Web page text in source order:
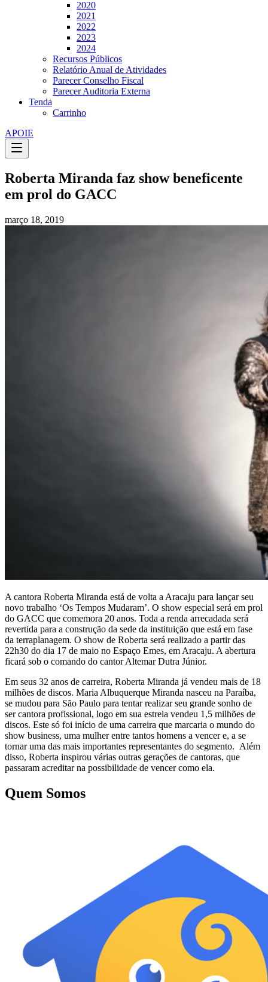
2020
2021
2022
2023
2024
Recursos Públicos
Relatório Anual de Atividades
Parecer Conselho Fiscal
Parecer Auditoria Externa
Tenda
Carrinho
APOIE
Roberta Miranda faz show beneficente
em prol do GACC
março 18, 2019
A cantora Roberta Miranda está de volta a Aracaju para lançar seu
novo trabalho ‘Os Tempos Mudaram’. O show especial será em prol
do GACC que comemora 20 anos. Toda a renda arrecadada será
revertida para a construção da sede da instituição que está em fase
da terraplanagem. O show de Roberta será realizado a partir das
22h30 do dia 17 de maio no Espaço Emes, em Aracaju. A abertura
ficará sob o comando do cantor Altemar Dutra Júnior.
Em seus 32 anos de carreira, Roberta Miranda já vendeu mais de 18
milhões de discos. Maria Albuquerque Miranda nasceu na Paraíba,
se mudou para São Paulo para tentar realizar seu grande sonho de
ser cantora profissional, logo em sua estreia vendeu 1,5 milhões de
discos. Este só foi início de uma carreira que marcaria o mundo do
show business, uma mulher entre tantos homens a vencer e, a se
tornar uma das mais importantes representantes do segmento. Além
disso, Roberta inspirou várias outras gerações de cantoras, que
passaram acreditar na possibilidade de vencer como ela.
Quem Somos